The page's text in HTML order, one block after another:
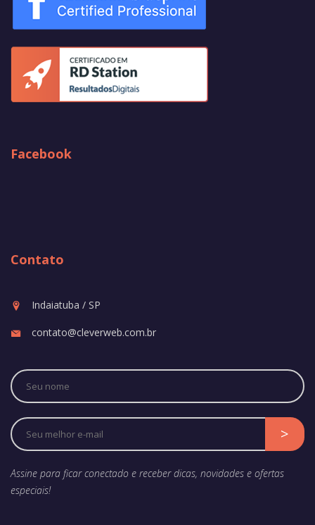
Facebook
Contato
Indaiatuba / SP
contato@cleverweb.com.br
Assine para ficar conectado e receber dicas, novidades e ofertas
especiais!